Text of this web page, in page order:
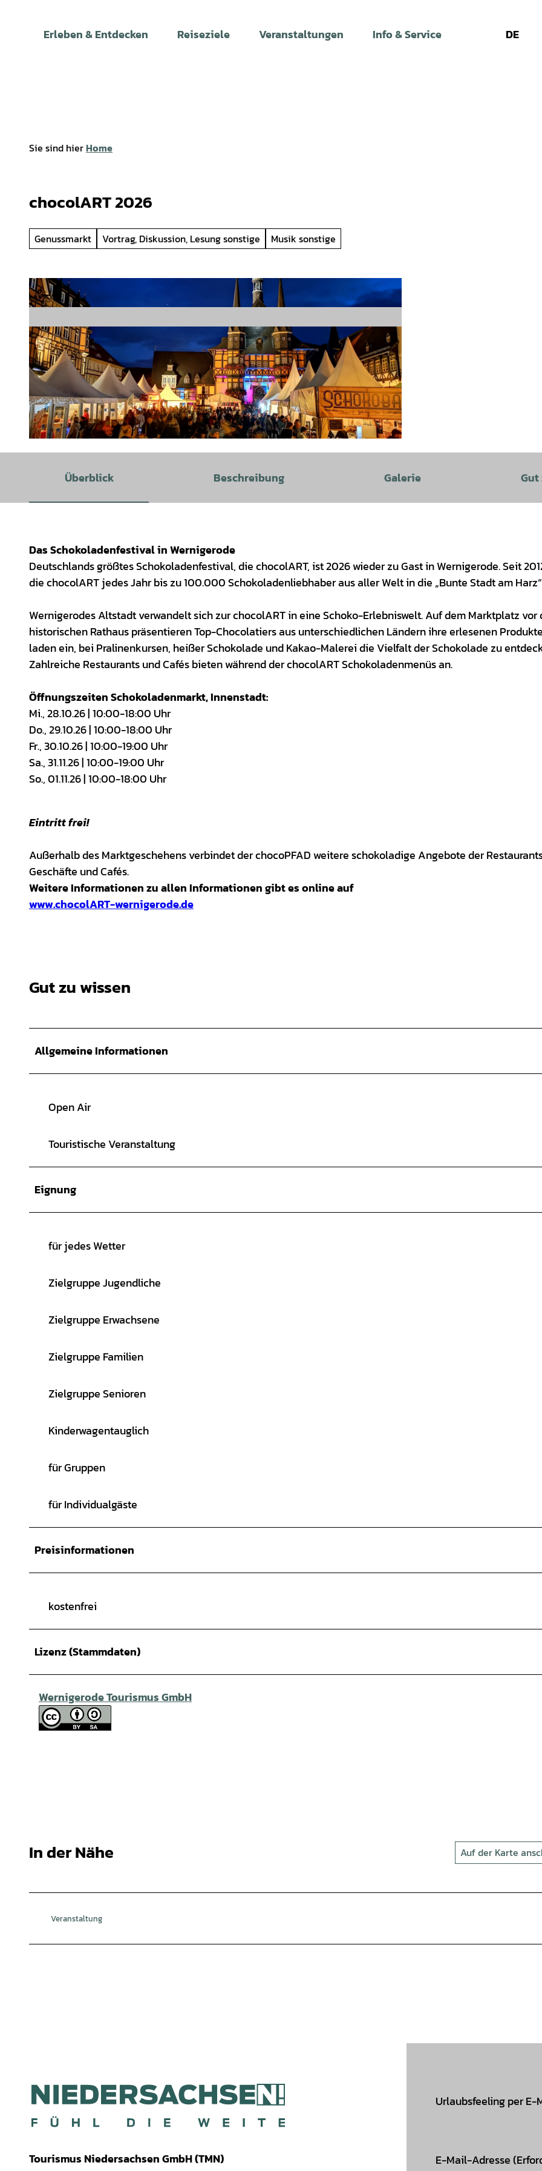
Erleben & Entdecken Reiseziele Veranstaltungen Info & Service DE
Sie sind hierHome
chocolART 2026
Genussmarkt Vortrag, Diskussion, Lesung sonstige Musik sonstige
Überblick Beschreibung Galerie Gut
Das Schokoladenfestival in Wernigerode
Deutschlands größtes Schokoladenfestival, die chocolART, ist 2026 wieder zu Gast in Wernigerode. Seit
die chocolART jedes Jahr bis zu 100.000 Schokoladenliebhaber aus aller Welt in die „Bunte Stadt am
Wernigerodes Altstadt verwandelt sich zur chocolART in eine Schoko-Erlebniswelt. Auf dem Marktplatz vor
historischen Rathaus präsentieren Top-Chocolatiers aus unterschiedlichen Ländern ihre erlesenen
laden ein, bei Pralinenkursen, heißer Schokolade und Kakao-Malerei die Vielfalt der Schokolade zu
Zahlreiche Restaurants und Cafés bieten während der chocolART Schokoladenmenüs an.
Öffnungszeiten Schokoladenmarkt, Innenstadt:
Mi., 28.10.26 | 10:00-18:00 Uhr
Do., 29.10.26 | 10:00-18:00 Uhr
Fr., 30.10.26 | 10:00-19:00 Uhr
Sa., 31.11.26 | 10:00-19:00 Uhr
So., 01.11.26 | 10:00-18:00 Uhr
Eintritt frei!
Außerhalb des Marktgeschehens verbindet der chocoPFAD weitere schokoladige Angebote der
Geschäfte und Cafés.
Weitere Informationen zu allen Informationen gibt es online auf
www.chocolART-wernigerode.de
Gut zu wissen
Allgemeine Informationen
Open Air
Touristische Veranstaltung
Eignung
für jedes Wetter
Zielgruppe Jugendliche
Zielgruppe Erwachsene
Zielgruppe Familien
Zielgruppe Senioren
Kinderwagentauglich
für Gruppen
für Individualgäste
Preisinformationen
kostenfrei
Lizenz (Stammdaten)
Wernigerode Tourismus GmbH
In der Nähe Auf der Karte
Veranstaltung
Tourismus Niedersachsen GmbH (TMN)
Urlaubsfeeling per E-
E-Mail-Adresse